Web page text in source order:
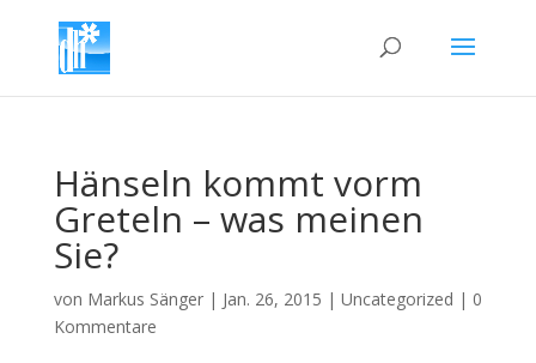
Hänseln kommt vorm
Greteln – was meinen
Sie?
von Markus Sänger| Jan. 26, 2015 | Uncategorized | 0
Kommentare